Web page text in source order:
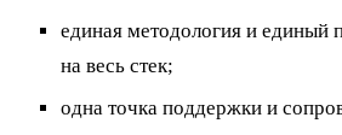
единая методология и единый
на весь стек;
одна точка поддержки и